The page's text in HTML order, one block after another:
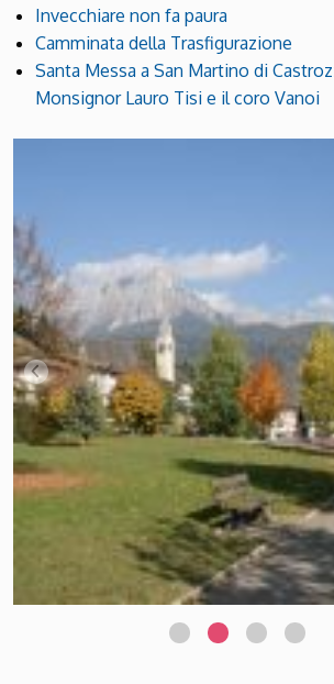
Invecchiare non fa paura
Camminata della Trasfigurazione
Santa Messa a San Martino di
Monsignor Lauro Tisi e il coro Vanoi